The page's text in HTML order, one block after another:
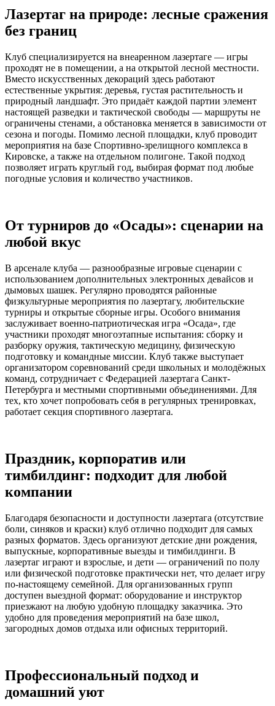
Лазертаг на природе: лесные сражения
без границ
Клуб специализируется на внеаренном лазертаге — игры
проходят не в помещении, а на открытой лесной местности.
Вместо искусственных декораций здесь работают
естественные укрытия: деревья, густая растительность и
природный ландшафт. Это придаёт каждой партии элемент
настоящей разведки и тактической свободы — маршруты не
ограничены стенами, а обстановка меняется в зависимости от
сезона и погоды. Помимо лесной площадки, клуб проводит
мероприятия на базе Спортивно-зрелищного комплекса в
Кировске, а также на отдельном полигоне. Такой подход
позволяет играть круглый год, выбирая формат под любые
погодные условия и количество участников.
От турниров до «Осады»: сценарии на
любой вкус
В арсенале клуба — разнообразные игровые сценарии с
использованием дополнительных электронных девайсов и
дымовых шашек. Регулярно проводятся районные
физкультурные мероприятия по лазертагу, любительские
турниры и открытые сборные игры. Особого внимания
заслуживает военно-патриотическая игра «Осада», где
участники проходят многоэтапные испытания: сборку и
разборку оружия, тактическую медицину, физическую
подготовку и командные миссии. Клуб также выступает
организатором соревнований среди школьных и молодёжных
команд, сотрудничает с Федерацией лазертага Санкт-
Петербурга и местными спортивными объединениями. Для
тех, кто хочет попробовать себя в регулярных тренировках,
работает секция спортивного лазертага.
Праздник, корпоратив или
тимбилдинг: подходит для любой
компании
Благодаря безопасности и доступности лазертага (отсутствие
боли, синяков и краски) клуб отлично подходит для самых
разных форматов. Здесь организуют детские дни рождения,
выпускные, корпоративные выезды и тимбилдинги. В
лазертаг играют и взрослые, и дети — ограничений по полу
или физической подготовке практически нет, что делает игру
по-настоящему семейной. Для организованных групп
доступен выездной формат: оборудование и инструктор
приезжают на любую удобную площадку заказчика. Это
удобно для проведения мероприятий на базе школ,
загородных домов отдыха или офисных территорий.
Профессиональный подход и
домашний уют